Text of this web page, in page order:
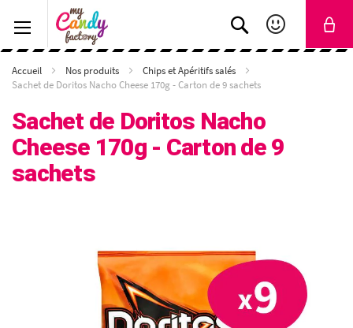
Rechercher
Accueil Nos produits
Chips et Apéritifs salés
Sachet de Doritos Nacho Cheese 170g - Carton de 9 sachets
Sachet de Doritos Nacho
Cheese 170g - Carton de 9
sachets